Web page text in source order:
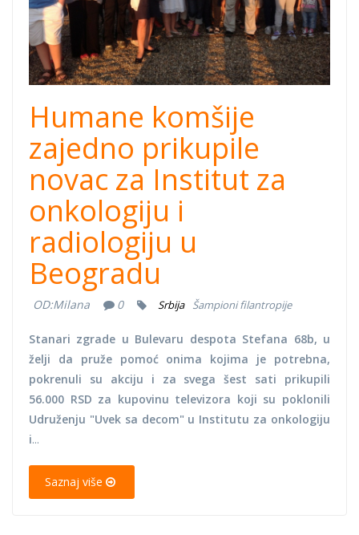
Humane komšije
zajedno prikupile
novac za Institut za
onkologiju i
radiologiju u
Beogradu
OD:Milana 0 Srbija Šampioni filantropije
Stanari zgrade u Bulevaru despota Stefana 68b, u
želji da pruže pomoć onima kojima je potrebna,
pokrenuli su akciju i za svega šest sati prikupili
56.000 RSD za kupovinu televizora koji su poklonili
Udruženju "Uvek sa decom" u Institutu za onkologiju
i...
Saznaj više